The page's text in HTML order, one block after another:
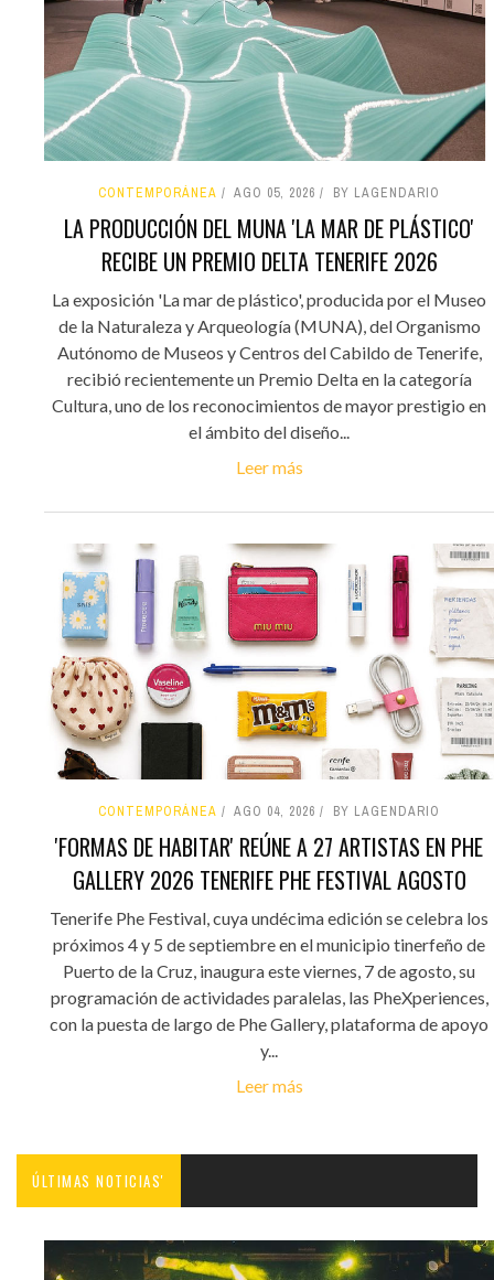
CONTEMPORÁNEA AGO 05, 2026 BY LAGENDARIO
LA PRODUCCIÓN DEL MUNA 'LA MAR DE PLÁSTICO'
RECIBE UN PREMIO DELTA TENERIFE 2026
La exposición 'La mar de plástico', producida por el Museo
de la Naturaleza y Arqueología (MUNA), del Organismo
Autónomo de Museos y Centros del Cabildo de Tenerife,
recibió recientemente un Premio Delta en la categoría
Cultura, uno de los reconocimientos de mayor prestigio en
el ámbito del diseño...
Leer más
CONTEMPORÁNEA AGO 04, 2026 BY LAGENDARIO
'FORMAS DE HABITAR' REÚNE A 27 ARTISTAS EN PHE
GALLERY 2026 TENERIFE PHE FESTIVAL AGOSTO
Tenerife Phe Festival, cuya undécima edición se celebra los
próximos 4 y 5 de septiembre en el municipio tinerfeño de
Puerto de la Cruz, inaugura este viernes, 7 de agosto, su
programación de actividades paralelas, las PheXperiences,
con la puesta de largo de Phe Gallery, plataforma de apoyo
y...
Leer más
ÚLTIMAS NOTICIAS'